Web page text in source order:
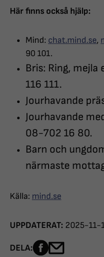
Här finns också hjälp:
Mind: chat.mind.se,
90 101.
Bris: Ring, mejla
116 111.
Jourhavande
Jourhavande
08-702 16 80.
Barn och
närmaste
Källa: mind.se
UPPDATERAT: 2025-11-
DELA: Dela sidan på